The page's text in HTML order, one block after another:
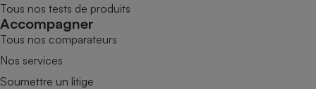
Tous nos tests de produits
Accompagner
Tous nos comparateurs
Nos services
Soumettre un litige